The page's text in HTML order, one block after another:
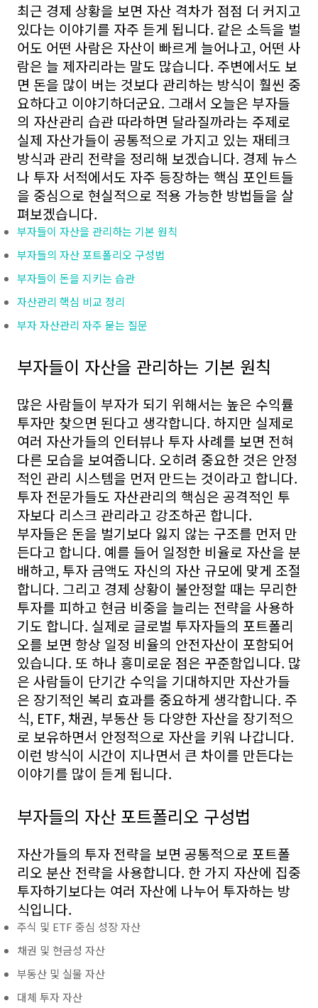
최근 경제 상황을 보면 자산 격차가 점점 더 커지고
있다는 이야기를 자주 듣게 됩니다. 같은 소득을 벌
어도 어떤 사람은 자산이 빠르게 늘어나고, 어떤 사
람은 늘 제자리라는 말도 많습니다. 주변에서도 보
면 돈을 많이 버는 것보다 관리하는 방식이 훨씬 중
요하다고 이야기하더군요. 그래서 오늘은 부자들
의 자산관리 습관 따라하면 달라질까라는 주제로
실제 자산가들이 공통적으로 가지고 있는 재테크
방식과 관리 전략을 정리해 보겠습니다. 경제 뉴스
나 투자 서적에서도 자주 등장하는 핵심 포인트들
을 중심으로 현실적으로 적용 가능한 방법들을 살
펴보겠습니다.
부자들이 자산을 관리하는 기본 원칙
부자들의 자산 포트폴리오 구성법
부자들이 돈을 지키는 습관
자산관리 핵심 비교 정리
부자 자산관리 자주 묻는 질문
부자들이 자산을 관리하는 기본 원칙
많은 사람들이 부자가 되기 위해서는 높은 수익률
투자만 찾으면 된다고 생각합니다. 하지만 실제로
여러 자산가들의 인터뷰나 투자 사례를 보면 전혀
다른 모습을 보여줍니다. 오히려 중요한 것은 안정
적인 관리 시스템을 먼저 만드는 것이라고 합니다.
투자 전문가들도 자산관리의 핵심은 공격적인 투
자보다 리스크 관리라고 강조하곤 합니다.
부자들은 돈을 벌기보다 잃지 않는 구조를 먼저 만
든다고 합니다. 예를 들어 일정한 비율로 자산을 분
배하고, 투자 금액도 자신의 자산 규모에 맞게 조절
합니다. 그리고 경제 상황이 불안정할 때는 무리한
투자를 피하고 현금 비중을 늘리는 전략을 사용하
기도 합니다. 실제로 글로벌 투자자들의 포트폴리
오를 보면 항상 일정 비율의 안전자산이 포함되어
있습니다. 또 하나 흥미로운 점은 꾸준함입니다. 많
은 사람들이 단기간 수익을 기대하지만 자산가들
은 장기적인 복리 효과를 중요하게 생각합니다. 주
식, ETF, 채권, 부동산 등 다양한 자산을 장기적으
로 보유하면서 안정적으로 자산을 키워 나갑니다.
이런 방식이 시간이 지나면서 큰 차이를 만든다는
이야기를 많이 듣게 됩니다.
부자들의 자산 포트폴리오 구성법
자산가들의 투자 전략을 보면 공통적으로 포트폴
리오 분산 전략을 사용합니다. 한 가지 자산에 집중
투자하기보다는 여러 자산에 나누어 투자하는 방
식입니다.
주식 및 ETF 중심 성장 자산
채권 및 현금성 자산
부동산 및 실물 자산
대체 투자 자산